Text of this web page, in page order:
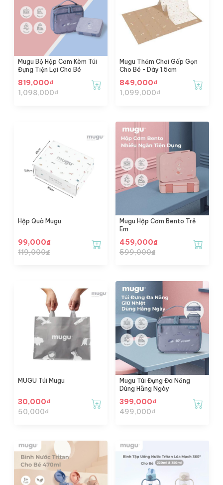
Mugu Bộ Hộp Cơm Kèm Túi
Đựng Tiện Lợi Cho Bé
819,000₫
1,098,000₫
Mugu Thảm Chơi Gấp Gọn
Cho Bé - Dày 1.5cm
849,000₫
1,099,000₫
Hộp Quà Mugu
99,000₫
119,000₫
Mugu Hộp Cơm Bento Trẻ
Em
459,000₫
599,000₫
MUGU Túi Mugu
30,000₫
50,000₫
Mugu Túi Đựng Đa Năng
Dùng Hằng Ngày
399,000₫
499,000₫